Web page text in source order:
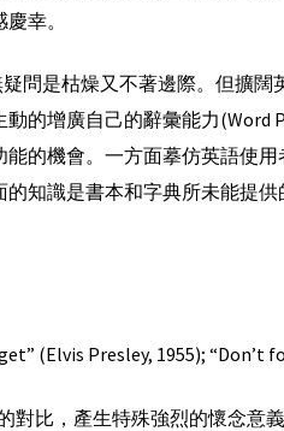
幸。
問是枯燥又不著邊際。但擴
的增廣自己的辭彙能力(Word
的機會。一方面摹仿英語使
知識是書本和字典所未能提
(Elvis Presley, 1955); “Don’t
對比，產生特殊強烈的懷念意